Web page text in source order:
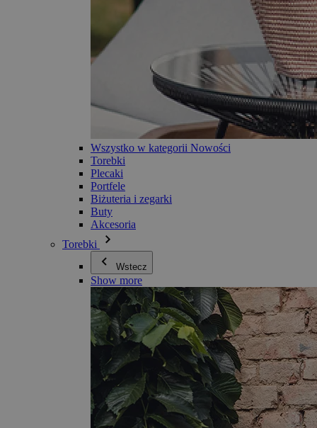
Wszystko w kategorii Nowości
Torebki
Plecaki
Portfele
Biżuteria i zegarki
Buty
Akcesoria
Torebki
Wstecz
Show more